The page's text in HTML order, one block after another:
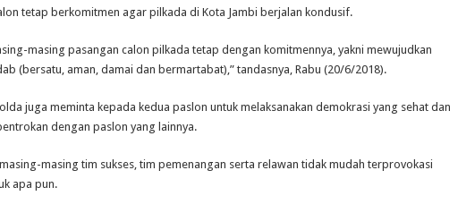
tetap berkomitmen agar pilkada di Kota Jambi berjalan kondusif.
masing pasangan calon pilkada tetap dengan komitmennya, yakni mewujudkan
(bersatu, aman, damai dan bermartabat),” tandasnya, Rabu (20/6/2018).
juga meminta kepada kedua paslon untuk melaksanakan demokrasi yang sehat dan
dengan paslon yang lainnya.
masing tim sukses, tim pemenangan serta relawan tidak mudah terprovokasi
apa pun.